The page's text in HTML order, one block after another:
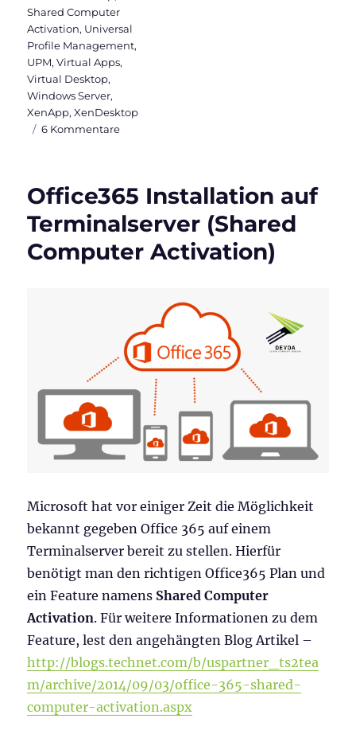
Shared Computer
Activation, Universal
Profile Management,
UPM,Virtual Apps,
Virtual Desktop,
Windows Server,
XenApp,XenDesktop
6 Kommentarezu
über
Citrix
Worker
(Activation
Office365 Installation auf
Terminalserver (Shared
Computer Activation)
Microsoft hat vor einiger Zeit die Möglichkeit
bekannt gegeben Office 365 auf einem
Terminalserver bereit zu stellen. Hierfür
benötigt man den richtigen Office365 Plan und
ein Feature namens Shared Computer
Activation. Für weitere Informationen zu dem
Feature, lest den angehängten Blog Artikel –
http://blogs.technet.com/b/uspartner_ts2tea
m/archive/2014/09/03/office-365-shared-
computer-activation.aspx